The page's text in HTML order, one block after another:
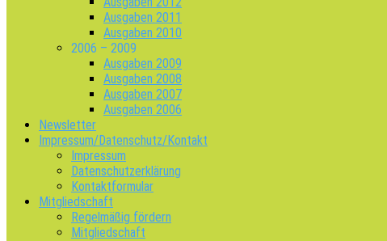
Ausgaben 2011
Ausgaben 2010
2006 – 2009
Ausgaben 2009
Ausgaben 2008
Ausgaben 2007
Ausgaben 2006
Newsletter
Impressum/Datenschutz/Kontakt
Impressum
Datenschutzerklärung
Kontaktformular
Mitgliedschaft
Regelmäßig fördern
Mitgliedschaft